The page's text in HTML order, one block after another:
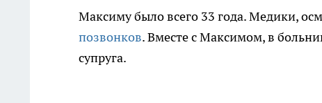
Максиму было всего 33 года. Медики,
позвонков. Вместе с Максимом, в
супруга.